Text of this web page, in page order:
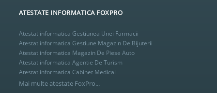
ATESTATE INFORMATICA FOXPRO
Atestat informatica Gestiunea Unei Farmacii
Atestat informatica Gestiune Magazin De Bijuterii
Atestat informatica Magazin De Piese Auto
Atestat informatica Agentie De Turism
Atestat informatica Cabinet Medical
Mai multe atestate FoxPro...